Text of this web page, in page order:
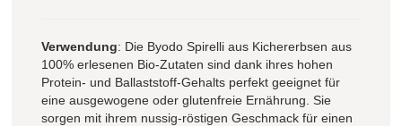
Verwendung: Die Byodo Spirelli aus Kichererbsen aus
100% erlesenen Bio-Zutaten sind dank ihres hohen
Protein- und Ballaststoff-Gehalts perfekt geeignet für
eine ausgewogene oder glutenfreie Ernährung. Sie
sorgen mit ihrem nussig-röstigen Geschmack für einen